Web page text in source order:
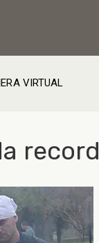
VIRTUAL
record